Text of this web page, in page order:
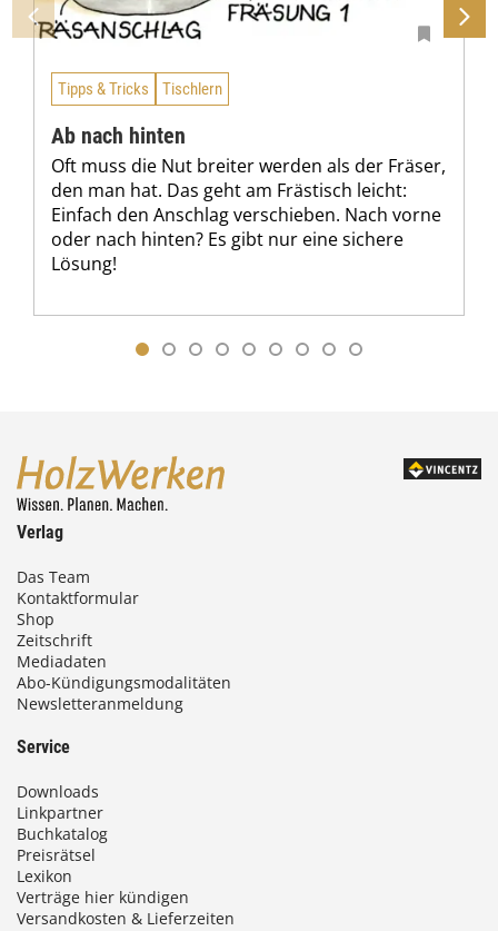
Tipps & Tricks Tischlern
Ab nach hinten
Oft muss die Nut breiter werden als der Fräser,
den man hat. Das geht am Frästisch leicht:
Einfach den Anschlag verschieben. Nach vorne
oder nach hinten? Es gibt nur eine sichere
Lösung!
Verlag
Das Team
Kontaktformular
Shop
Zeitschrift
Mediadaten
Abo-Kündigungsmodalitäten
Newsletteranmeldung
Service
Downloads
Linkpartner
Buchkatalog
Preisrätsel
Lexikon
Verträge hier kündigen
Versandkosten & Lieferzeiten